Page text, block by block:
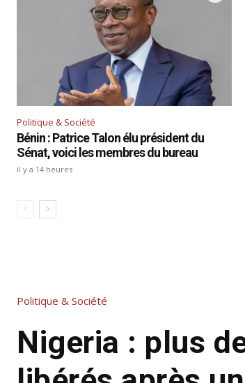
Politique & Société
Bénin : Patrice Talon élu président du
Sénat, voici les membres du bureau
il y a 14 heures